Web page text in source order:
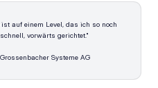
auf einem Level, das ich so noch
vorwärts gerichtet."
Systeme AG